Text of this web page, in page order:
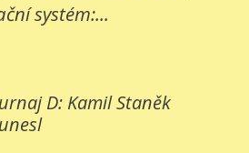
systém:...
D: Kamil Staněk